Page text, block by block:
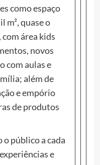
como espaço
m², quase o
área kids
novos
com aulas e
além de
e empório
de produtos
público a cada
e